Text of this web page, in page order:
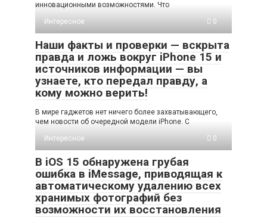
инновационными возможностями. Что
Интересное
0
Наши факты и проверки — вскрыта
правда и ложь вокруг iPhone 15 и
источников информации — вы
узнаете, кто передал правду, а
кому можно верить!
В мире гаджетов нет ничего более захватывающего,
чем новости об очередной модели iPhone. С
Интересное
0
В iOS 15 обнаружена грубая
ошибка в iMessage, приводящая к
автоматическому удалению всех
хранимых фотографий без
возможности их восстановления